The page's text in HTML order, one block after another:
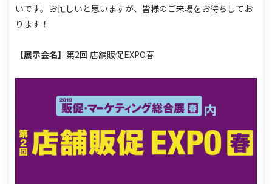
いです。 お忙しいと思いますが、皆様のご来場をお待ちしてお
ります！
【展示会名】 第2回 店舗販促EXPO春